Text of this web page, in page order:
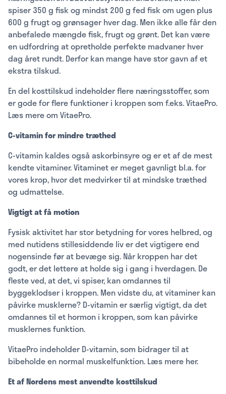
spiser 350 g fisk og mindst 200 g fed fisk om ugen plus
600 g frugt og grønsager hver dag. Men ikke alle får den
anbefalede mængde fisk, frugt og grønt. Det kan være
en udfordring at opretholde perfekte madvaner hver
dag året rundt. Derfor kan mange have stor gavn af et
ekstra tilskud.
En del kosttilskud indeholder flere næringsstoffer, som
er gode for flere funktioner i kroppen som f.eks. VitaePro.
Læs mere om VitaePro.
C-vitamin for mindre træthed
C-vitamin kaldes også askorbinsyre og er et af de mest
kendte vitaminer. Vitaminet er meget gavnligt bl.a. for
vores krop, hvor det medvirker til at mindske træthed
og udmattelse.
Vigtigt at få motion
Fysisk aktivitet har stor betydning for vores helbred, og
med nutidens stillesiddende liv er det vigtigere end
nogensinde før at bevæge sig. Når kroppen har det
godt, er det lettere at holde sig i gang i hverdagen. De
fleste ved, at det, vi spiser, kan omdannes til
byggeklodser i kroppen. Men vidste du, at vitaminer kan
påvirke musklerne? D-vitamin er særlig vigtigt, da det
omdannes til et hormon i kroppen, som kan påvirke
musklernes funktion.
VitaePro indeholder D-vitamin, som bidrager til at
bibeholde en normal muskelfunktion. Læs mere her.
Et af Nordens mest anvendte kosttilskud